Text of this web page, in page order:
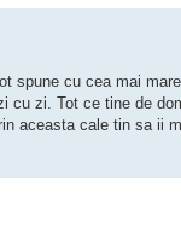
spune cu cea mai
cu zi. Tot ce tine de
aceasta cale tin sa ii